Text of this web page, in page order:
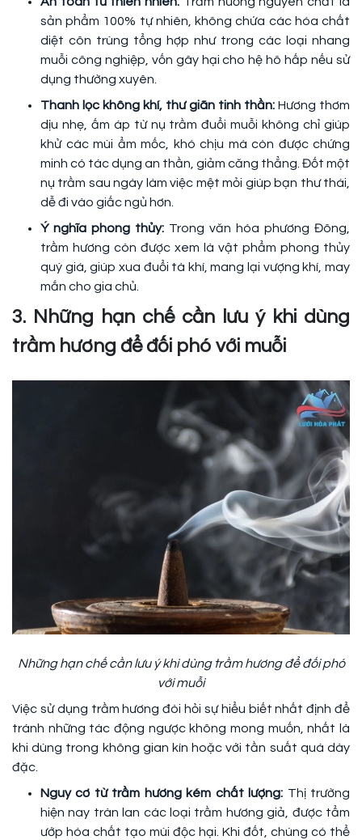
sản phẩm 100% tự nhiên, không chứa các hóa chất
diệt côn trùng tổng hợp như trong các loại nhang
muỗi công nghiệp, vốn gây hại cho hệ hô hấp nếu sử
dụng thường xuyên.
Thanh lọc không khí, thư giãn tinh thần: Hương thơm
dịu nhẹ, ấm áp từ nụ trầm đuổi muỗi không chỉ giúp
khử các mùi ẩm mốc, khó chịu mà còn được chứng
minh có tác dụng an thần, giảm căng thẳng. Đốt một
nụ trầm sau ngày làm việc mệt mỏi giúp bạn thư thái,
dễ đi vào giấc ngủ hơn.
Ý nghĩa phong thủy: Trong văn hóa phương Đông,
trầm hương còn được xem là vật phẩm phong thủy
quý giá, giúp xua đuổi tà khí, mang lại vượng khí, may
mắn cho gia chủ.
3. Những hạn chế cần lưu ý khi dùng
trầm hương để đối phó với muỗi
Những hạn chế cần lưu ý khi dùng trầm hương để đối phó
với muỗi
Việc sử dụng trầm hương đòi hỏi sự hiểu biết nhất định để
tránh những tác động ngược không mong muốn, nhất là
khi dùng trong không gian kín hoặc với tần suất quá dày
đặc.
Nguy cơ từ trầm hương kém chất lượng: Thị trường
hiện nay tràn lan các loại trầm hương giả, được tẩm
ướp hóa chất tạo mùi độc hại. Khi đốt, chúng có thể